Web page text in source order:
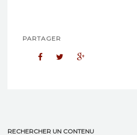
PARTAGER
RECHERCHER UN CONTENU